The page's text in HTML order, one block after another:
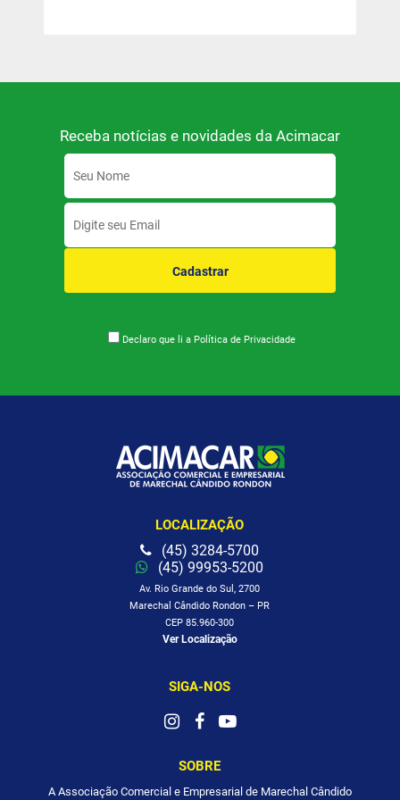
Receba notícias e novidades da Acimacar
Cadastrar
Declaro que li a Política de Privacidade
LOCALIZAÇÃO
(45) 3284-5700
(45) 99953-5200
Av. Rio Grande do Sul, 2700
Marechal Cândido Rondon – PR
CEP 85.960-300
Ver Localização
SIGA-NOS
SOBRE
A Associação Comercial e Empresarial de Marechal Cândido